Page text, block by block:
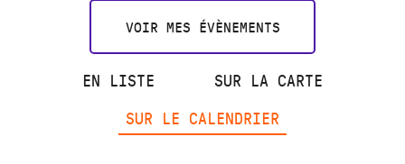
VOIR MES ÉVÈNEMENTS
EN LISTE
SUR LA CARTE
SUR LE CALENDRIER